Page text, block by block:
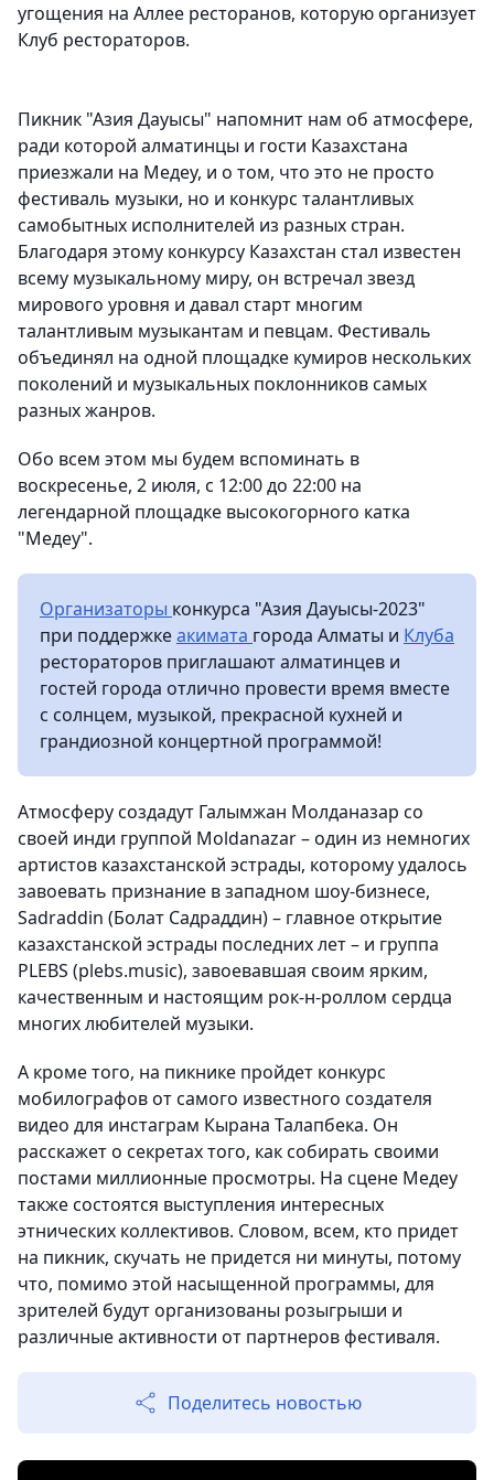
угощения на Аллее ресторанов, которую организует
Клуб рестораторов.
Пикник "Азия Дауысы" напомнит нам об атмосфере,
ради которой алматинцы и гости Казахстана
приезжали на Медеу, и о том, что это не просто
фестиваль музыки, но и конкурс талантливых
самобытных исполнителей из разных стран.
Благодаря этому конкурсу Казахстан стал известен
всему музыкальному миру, он встречал звезд
мирового уровня и давал старт многим
талантливым музыкантам и певцам. Фестиваль
объединял на одной площадке кумиров нескольких
поколений и музыкальных поклонников самых
разных жанров.
Обо всем этом мы будем вспоминать в
воскресенье, 2 июля, с 12:00 до 22:00 на
легендарной площадке высокогорного катка
"Медеу".
Организаторы конкурса "Азия Дауысы-2023"
при поддержкеакимата города Алматы и Клуба
рестораторов приглашают алматинцев и
гостей города отлично провести время вместе
с солнцем, музыкой, прекрасной кухней и
грандиозной концертной программой!
Атмосферу создадут Галымжан Молданазар со
своей инди группой Moldanazar – один из немногих
артистов казахстанской эстрады, которому удалось
завоевать признание в западном шоу-бизнесе,
Sadraddin (Болат Садраддин) – главное открытие
казахстанской эстрады последних лет – и группа
PLEBS (plebs.music), завоевавшая своим ярким,
качественным и настоящим рок-н-роллом сердца
многих любителей музыки.
А кроме того, на пикнике пройдет конкурс
мобилографов от самого известного создателя
видео для инстаграм Кырана Талапбека. Он
расскажет о секретах того, как собирать своими
постами миллионные просмотры. На сцене Медеу
также состоятся выступления интересных
этнических коллективов. Словом, всем, кто придет
на пикник, скучать не придется ни минуты, потому
что, помимо этой насыщенной программы, для
зрителей будут организованы розыгрыши и
различные активности от партнеров фестиваля.
Поделитесь новостью